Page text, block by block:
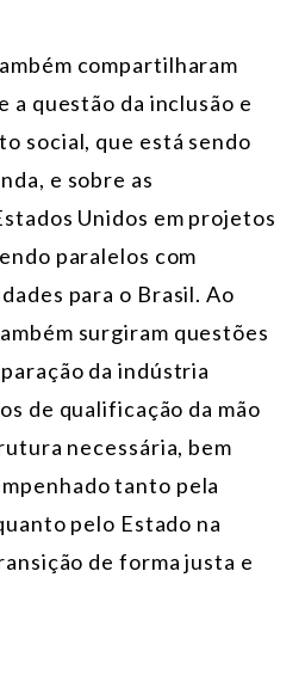
compartilharam
a questão da inclusão e
social, que está sendo
e sobre as
Unidos em projetos
paralelos com
para o Brasil. Ao
surgiram questões
da indústria
de qualificação da mão
necessária, bem
tanto pela
pelo Estado na
de forma justa e